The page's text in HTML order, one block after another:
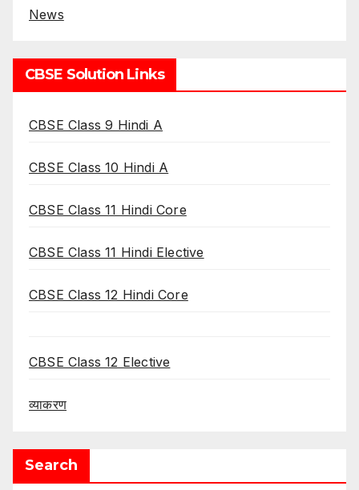
News
CBSE Solution Links
CBSE Class 9 Hindi A
CBSE Class 10 Hindi A
CBSE Class 11 Hindi Core
CBSE Class 11 Hindi Elective
CBSE Class 12 Hindi Core
CBSE Class 12 Elective
व्याकरण
Search